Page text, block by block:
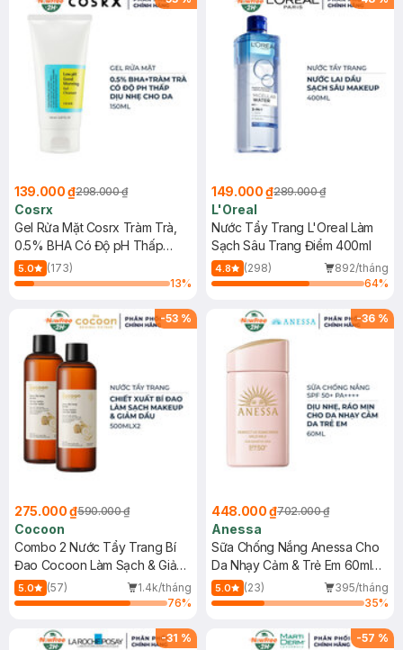
139.000 ₫298.000 ₫
Cosrx
Gel Rửa Mặt Cosrx Tràm Trà,
0.5% BHA Có Độ pH Thấp
150ml
5.0
(173)
13%
149.000 ₫289.000 ₫
L'Oreal
Nước Tẩy Trang L'Oreal Làm
Sạch Sâu Trang Điểm 400ml
4.8 (298)
892/tháng
64%
-53 %
275.000 ₫590.000 ₫
Cocoon
Combo 2 Nước Tẩy Trang Bí
Đao Cocoon Làm Sạch & Giảm
Dầu 500ml
5.0 (57)
1.4k/tháng
76%
-36 %
448.000 ₫702.000 ₫
Anessa
Sữa Chống Nắng Anessa Cho
Da Nhạy Cảm & Trẻ Em 60ml
(Mới)
5.0 (23)
395/tháng
35%
-31 % -57 %